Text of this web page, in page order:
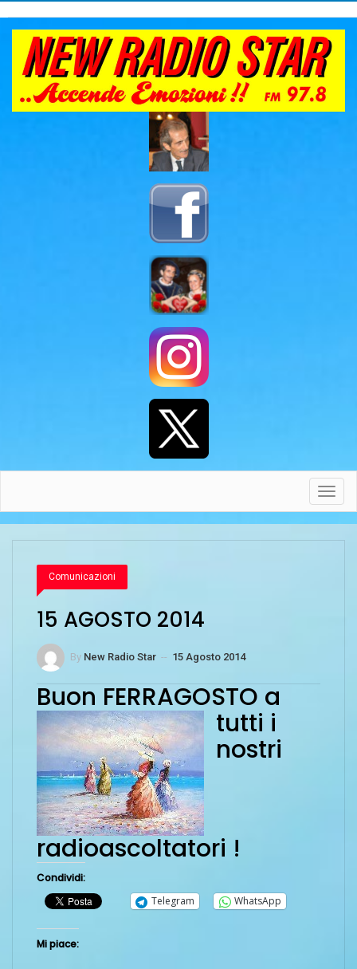
Comunicazioni
15 AGOSTO 2014
By New Radio Star -- 15 Agosto 2014
Buon FERRAGOSTO a
tutti i
nostri
radioascoltatori !
Condividi:
Telegram
WhatsApp
Mi piace: